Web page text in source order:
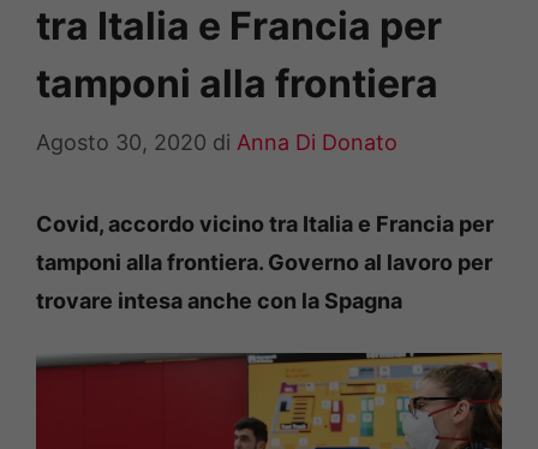
tra Italia e Francia per
tamponi alla frontiera
Agosto 30, 2020 di Anna Di Donato
Covid, accordo vicino tra Italia e Francia per
tamponi alla frontiera. Governo al lavoro per
trovare intesa anche con la Spagna